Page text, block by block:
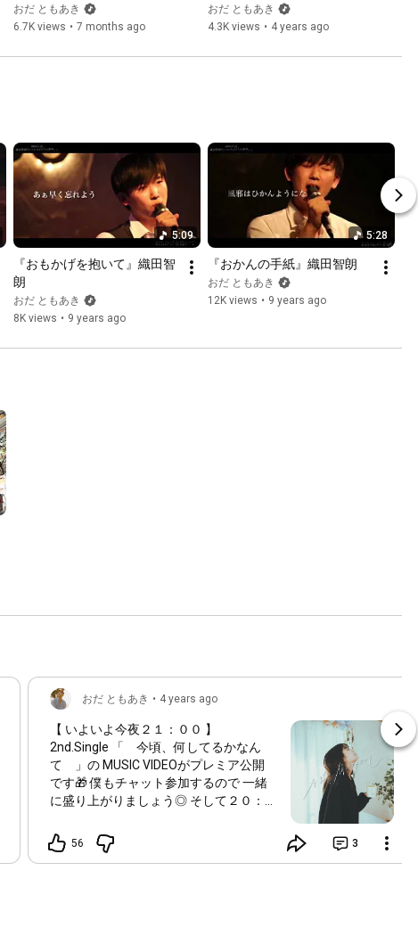
（映画「初恋芸人」挿入歌）
おだ ともあき
6.7K views • 7 months ago
Video
おだ ともあき
4.3K views • 4 years ago
5:09
『おもかげを抱いて』織田智
朗
おだ ともあき
8K views • 9 years ago
5:28
『おかんの手紙』織田智朗
おだ ともあき
12K views • 9 years ago
おだ ともあき • 4 years ago
【 いよいよ今夜２１：００ 】
2nd.Single 「 今頃、何してるかなん
て 」の MUSIC VIDEOがプレミア公開
です🎁 僕もチャット参加するので 一緒
に盛り上がりましょう◎ そして２０：０
ライブもやります‼️ 一緒にワクワクして
くれい🕺💃
56 3